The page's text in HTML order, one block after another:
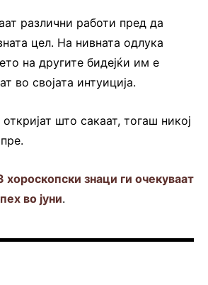
различни работи пред да
цел. На нивната одлука
на другите бидејќи им е
во својата интуиција.
што сакаат, тогаш никој
хороскопски знаци ги очекуваат
во јуни.